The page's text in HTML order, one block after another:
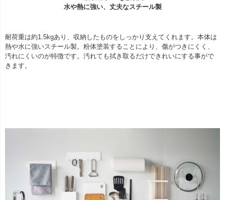
水や熱に強い、丈夫なスチール製
耐荷重は約1.5kgあり、収納したものをしっかり支えてくれます。本体は
熱や水に強いスチール製。粉体塗装することにより、傷がつきにくく、
汚れにくいのが特徴です。汚れても拭き取るだけできれいにする事がで
きます。